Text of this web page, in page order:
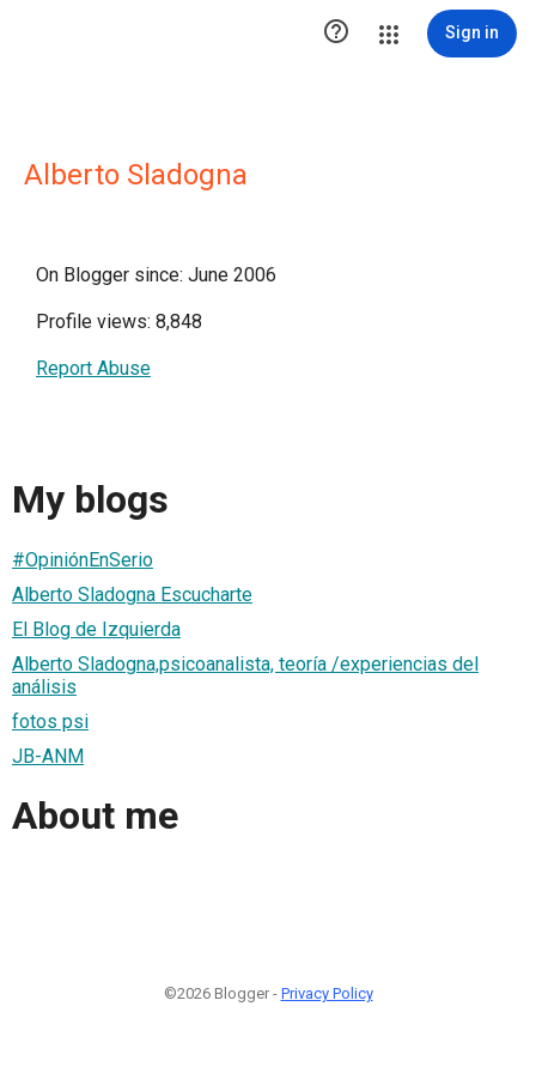
 Sign in
Alberto Sladogna
On Blogger since: June 2006
Profile views: 8,848
Report Abuse
My blogs
#OpiniónEnSerio
Alberto Sladogna Escucharte
El Blog de Izquierda
Alberto Sladogna,psicoanalista, teoría /experiencias del
análisis
fotos psi
JB-ANM
About me
©2026 Blogger - Privacy Policy